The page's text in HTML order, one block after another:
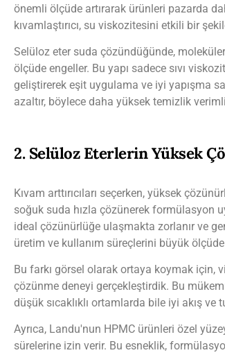
önemli ölçüde artırarak ürünleri pazarda
kıvamlaştırıcı, su viskozitesini etkili bir
Selüloz eter suda çözündüğünde,
ölçüde engeller. Bu yapı sadece sıvı
geliştirerek eşit uygulama ve iyi yapışma
azaltır, böylece daha yüksek temizlik
2. Selüloz Eterlerin Yüksek
Kıvam arttırıcıları seçerken, yüksek
soğuk suda hızla çözünerek formülasyon
ideal çözünürlüğe ulaşmakta zorlanır ve
üretim ve kullanım süreçlerini büyük ölçüde
Bu farkı görsel olarak ortaya koymak için,
çözünme deneyi gerçekleştirdik. Bu
düşük sıcaklıklı ortamlarda bile iyi akış ve
Ayrıca, Landu'nun HPMC ürünleri özel
sürelerine izin verir. Bu esneklik,